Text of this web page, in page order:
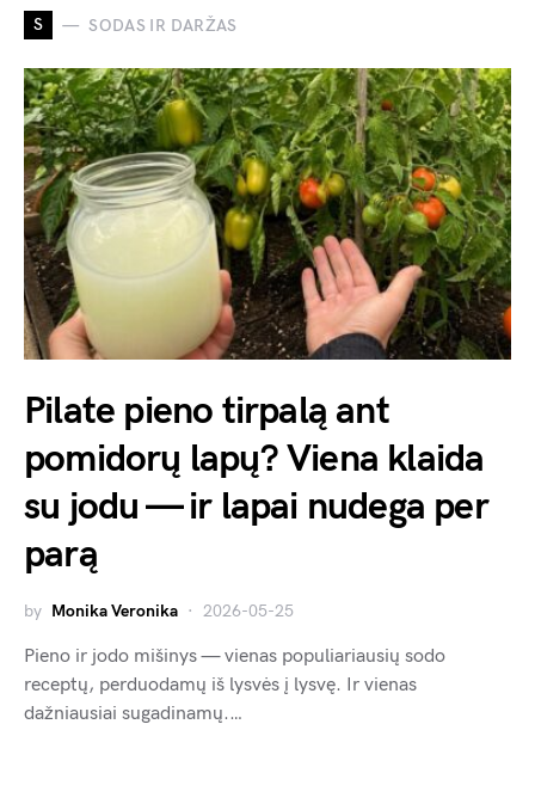
S SODAS IR DARŽAS
Pilate pieno tirpalą ant
pomidorų lapų? Viena klaida
su jodu — ir lapai nudega per
parą
by Monika Veronika 2026-05-25
Pieno ir jodo mišinys — vienas populiariausių sodo
receptų, perduodamų iš lysvės į lysvę. Ir vienas
dažniausiai sugadinamų.…